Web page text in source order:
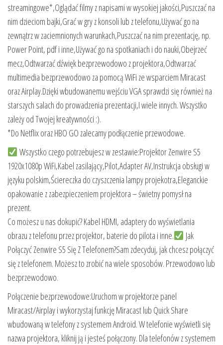
streamingowe*,Oglądać filmy z napisami w wysokiej jakości,Puszczać na
nim dzieciom bajki,Grać w gry z konsoli lub z telefonu,Używać go na
zewnątrz w zaciemnionych warunkach,Puszczać na nim prezentację, np.
Power Point, pdf i inne,Używać go na spotkaniach i do nauki,Obejrzeć
mecz,Odtwarzać dźwięk bezprzewodowo z projektora,Odtwarzać
multimedia bezprzewodowo za pomocą WiFi ze wsparciem Miracast
oraz Airplay.Dzięki wbudowanemu wejściu VGA sprawdzi się również na
starszych salach do prowadzenia prezentacji,I wiele innych. Wszystko
zależy od Twojej kreatywności :).
*Do Netflix oraz HBO GO zalecamy podłączenie przewodowe.
Wszystko czego potrzebujesz w zestawie:Projektor Zenwire S5
1920x1080p WiFi,Kabel zasilający,Pilot,Adapter AV,Instrukcja obsługi w
języku polskim,Ściereczka do czyszczenia lampy projekotra,Eleganckie
opakowanie z zabezpieczeniem projektora – świetny pomysł na
prezent.
Co możesz u nas dokupić? Kabel HDMI, adaptery do wyświetlania
obrazu z telefonu przez projektor, baterie do pilota i inne.
Jak
Połączyć Zenwire S5 Się Z Telefonem?Sam zdecyduj, jak chcesz połączyć
się z telefonem. Możesz to zrobić na wiele sposobów. Przewodowo lub
bezprzewodowo.
Połączenie bezprzewodowe:Uruchom w projektorze panel
Miracast/Airplay i wykorzystaj funkcję Miracast lub Quick Share
wbudowaną w telefony z systemem Android. W telefonie wyświetli się
nazwa projektora, kliknij ją i jesteś połączony. Dla telefonów z systemem